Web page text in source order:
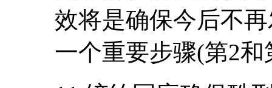
效将是确保今后不
一个重要步骤(第2和